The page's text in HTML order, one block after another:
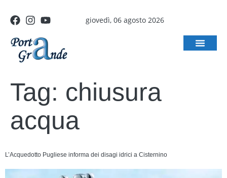
giovedì, 06 agosto 2026
Tag: chiusura
acqua
L’Acquedotto Pugliese informa dei disagi idrici a Cisternino